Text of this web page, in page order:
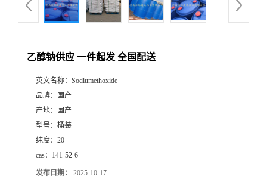
乙醇钠供应 一件起发 全国配送
英文名称： Sodiumethoxide
品牌：
国产
产地：
国产
型号： 桶装
纯度： 20
cas： 141-52-6
发布日期： 2025-10-17